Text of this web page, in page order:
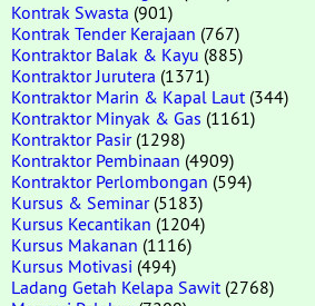
Kontrak Swasta (901)
Kontrak Tender Kerajaan (767)
Kontraktor Balak & Kayu (885)
Kontraktor Jurutera (1371)
Kontraktor Marin & Kapal Laut (344)
Kontraktor Minyak & Gas (1161)
Kontraktor Pasir(1298)
Kontraktor Pembinaan (4909)
Kontraktor Perlombongan (594)
Kursus & Seminar(5183)
Kursus Kecantikan (1204)
Kursus Makanan (1116)
Kursus Motivasi (494)
Ladang Getah Kelapa Sawit (2768)